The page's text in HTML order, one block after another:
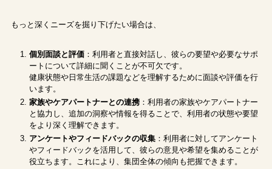
もっと深くニーズを掘り下げたい場合は、
個別面談と評価 ：利用者と直接対話し、彼らの要望や必要なサポ
ートについて詳細に聞くことが不可欠です。
健康状態や日常生活の課題などを理解するために面談や評価を行
います。
家族やケアパートナーとの連携 ：利用者の家族やケアパートナー
と協力し、追加の洞察や情報を得ることで、利用者の状態や要望
をより深く理解できます。
アンケートやフィードバックの収集 ：利用者に対してアンケート
やフィードバックを活用して、彼らの意見や希望を集めることが
役立ちます。これにより、集団全体の傾向も把握できます。